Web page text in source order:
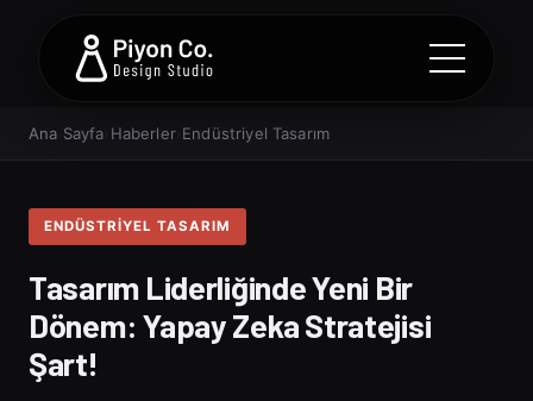
Ana Sayfa Haberler› Endüstriyel Tasarım
ENDÜSTRIYEL TASARIM
Tasarım Liderliğinde Yeni Bir
Dönem: Yapay Zeka Stratejisi
Şart!